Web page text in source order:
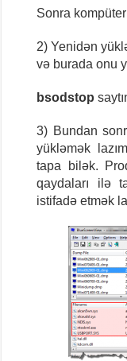
Sonra
2) Yenidən
və burada onu
bsodstop
3) Bundan
yükləmək
tapa bilək.
qaydaları ilə
istifadə etmək